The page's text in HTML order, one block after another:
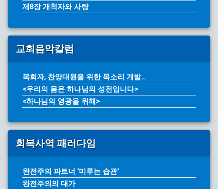
제8장 개척자와 사랑
교회음악칼럼
목회자, 찬양대원을 위한 목소리 개발...
<우리의 몸은 하나님의 성전입니다>
<하나님의 영광을 위해>
회복사역 패러다임
완전주의 파트너 '미루는 습관'
완전주의의 대가